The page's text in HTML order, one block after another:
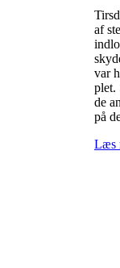
af
var
plet.
de
på
Læs